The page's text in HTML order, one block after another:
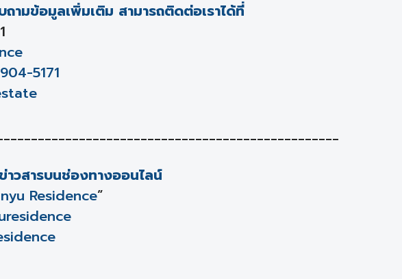
ามข้อมูลเพิ่มเติม สามารถติดต่อเราได้ที่
5171
าวสารบนช่องทางออนไลน์
Residence”